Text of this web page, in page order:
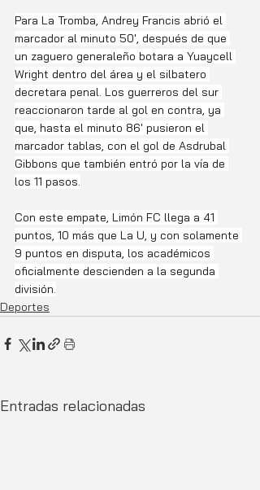
Para La Tromba, Andrey Francis abrió el
marcador al minuto 50', después de que
un zaguero generaleño botara a Yuaycell
Wright dentro del área y el silbatero
decretara penal. Los guerreros del sur
reaccionaron tarde al gol en contra, ya
que, hasta el minuto 86' pusieron el
marcador tablas, con el gol de Asdrubal
Gibbons que también entró por la vía de
los 11 pasos.
Con este empate, Limón FC llega a 41
puntos, 10 más que La U, y con solamente
9 puntos en disputa, los académicos
oficialmente descienden a la segunda
división.
Deportes
Entradas relacionadas